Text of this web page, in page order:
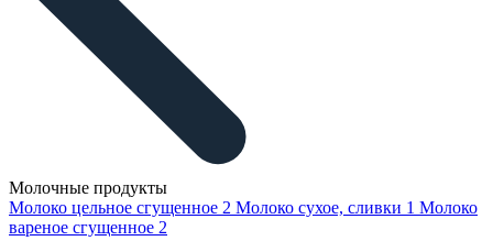
Молочные продукты
Молоко цельное сгущенное 2 Молоко сухое, сливки 1 Молоко
вареное сгущенное 2